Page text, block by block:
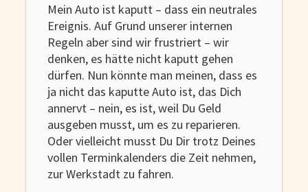
Mein Auto ist kaputt – dass ein neutrales
Ereignis. Auf Grund unserer internen
Regeln aber sind wir frustriert – wir
denken, es hätte nicht kaputt gehen
dürfen. Nun könnte man meinen, dass es
ja nicht das kaputte Auto ist, das Dich
annervt – nein, es ist, weil Du Geld
ausgeben musst, um es zu reparieren.
Oder vielleicht musst Du Dir trotz Deines
vollen Terminkalenders die Zeit nehmen,
zur Werkstadt zu fahren.